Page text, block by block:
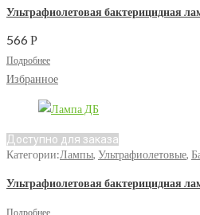
Ультрафиолетовая бактерицидная
566 Р
Подробнее
Избранное
Доступно для заказа
Категории:Лампы, Ультрафиолетовые,
Ультрафиолетовая бактерицидная
Подробнее